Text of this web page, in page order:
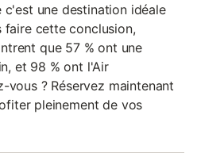
une destination idéale
faire cette conclusion,
que 57 % ont une
et 98 % ont l'Air
vous ? Réservez maintenant
pleinement de vos